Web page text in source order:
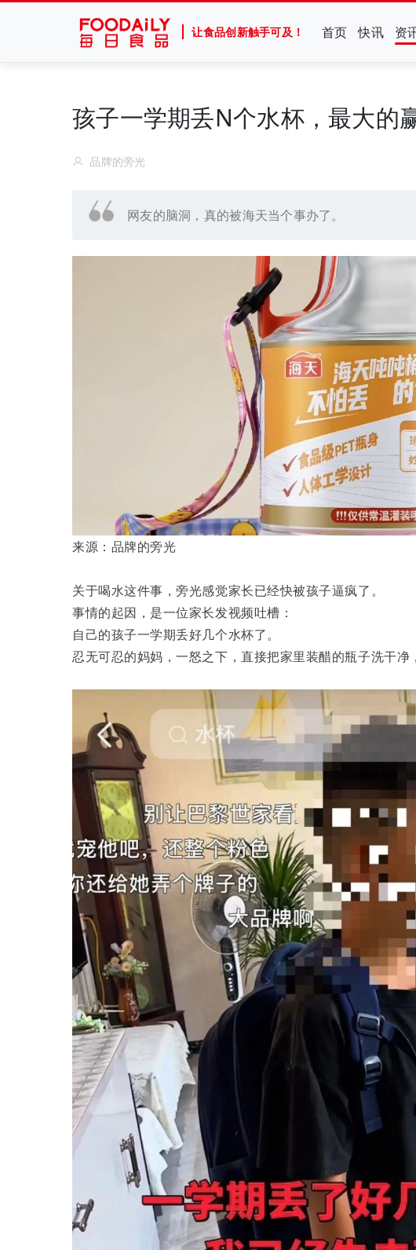
让食品创新触手可及！ 首页 快讯 资
孩子一学期丢N个水杯，最大的
品牌的旁光
网友的脑洞，真的被海天当个事办了。
来源：品牌的旁光
关于喝水这件事，旁光感觉家长已经快被孩子逼疯了。
事情的起因，是一位家长发视频吐槽：
自己的孩子一学期丢好几个水杯了。
忍无可忍的妈妈，一怒之下，直接把家里装醋的瓶子洗干净